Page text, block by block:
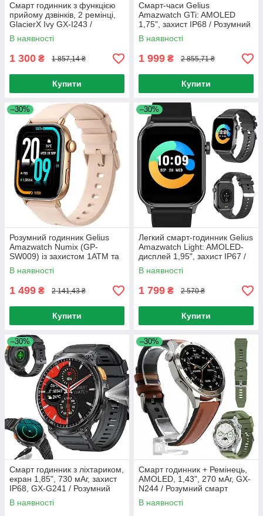
Смарт годинник з функцією
прийому дзвінків, 2 ремінці,
GlacierX Ivy GX-I243 /
Розумний годинник на руку /
Наручний годинник
В наявності
1 300 ₴ 1 857,14 ₴
Купити
Смарт-часи Gelius
Amazwatch GTi: AMOLED
1,75", захист IP68 / Розумний
смарт-годинник / Смарт-
годинник наручний
В наявності
1 999 ₴ 2 855,71 ₴
Купити
–30%
Розумний годинник Gelius
Amazwatch Numix (GP-
SW009) із захистом 1ATM та
можливістю дзвонити /
Смарт-годинник з підтримкою
В наявності
1 499 ₴ 2 141,43 ₴
Купити
–30%
Легкий смарт-годинник Gelius
Amazwatch Light: AMOLED-
дисплей 1,95", захист IP67 /
Розумний смарт-годинник
В наявності
1 799 ₴ 2 570 ₴
Купити
–30%
Смарт годинник з ліхтариком,
екран 1,85", 730 мАг, захист
IP68, GX-G241 / Розумний
смарт годинник / Смарт
годинник на руку
В наявності
–30%
Смарт годинник + Ремінець,
AMOLED, 1,43", 270 мАг, GX-
N244 / Розумний смарт
годинник / Смарт годинник на
руку
В наявності